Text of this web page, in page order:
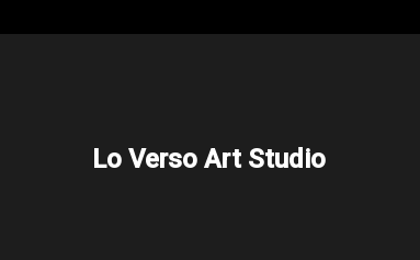
Lo Verso Art Studio